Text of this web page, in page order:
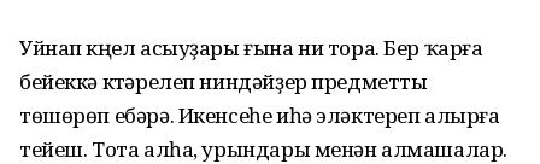
Уйнап күңел асыуҙары ғына ни тора. Бер ҡарға
бейеккә күтәрелеп ниндәйҙер предметты
төшөрөп ебәрә. Икенсеһе иһә эләктереп алырға
тейеш. Тота алһа, урындары менән алмашалар.